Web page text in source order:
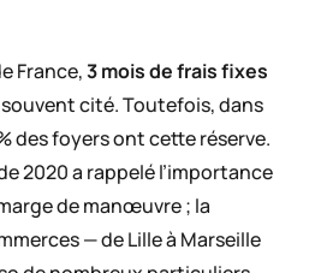
France,3 mois de frais fixes
cité. Toutefois, dans
des foyers ont cette réserve.
2020 a rappelé l’importance
de manœuvre ; la
— de Lille à Marseille